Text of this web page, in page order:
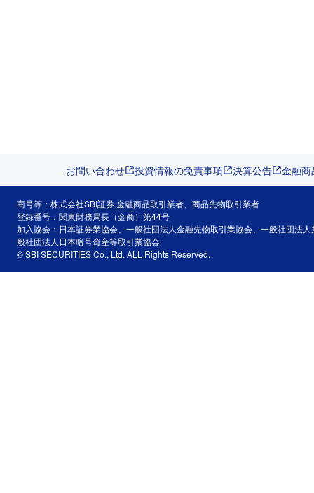
お問い合わせ 投資情報の免責事項 決算公告 金融
商号等：株式会社SBI証券 金融商品取引業者、商品先物取引業者
登録番号：関東財務局長（金商）第44号
加入協会：日本証券業協会、一般社団法人金融先物取引業協会、一般社団法
般社団法人日本暗号資産等取引業協会
© SBI SECURITIES Co., Ltd. ALL Rights Reserved.